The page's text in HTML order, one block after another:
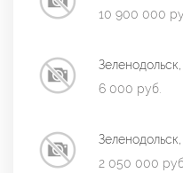
10 900 000
6 000 руб.
2 050 000